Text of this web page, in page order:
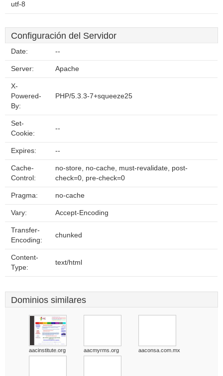
utf-8
Configuración del Servidor
Date: --
Server: Apache
X-
Powered-
By:
PHP/5.3.3-7+squeeze25
Set-
Cookie:
--
Expires: --
Cache-
Control:
no-store, no-cache, must-revalidate, post-
check=0, pre-check=0
Pragma: no-cache
Vary: Accept-Encoding
Transfer-
Encoding:
chunked
Content-
Type:
text/html
Dominios similares
aacinstitute.org aacmyrms.org aaconsa.com.mx